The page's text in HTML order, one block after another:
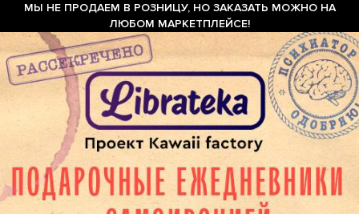
МЫ НЕ ПРОДАЕМ В РОЗНИЦУ, НО ЗАКАЗАТЬ МОЖНО НА
ЛЮБОМ МАРКЕТПЛЕЙСЕ!